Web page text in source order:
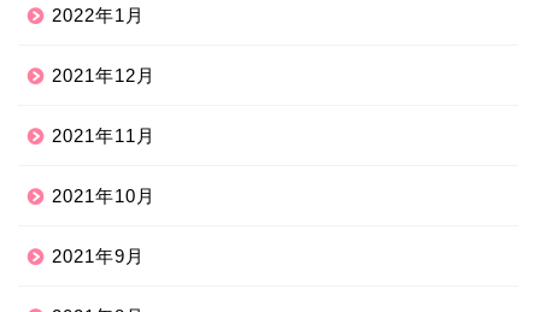
2022年1月
2021年12月
2021年11月
2021年10月
2021年9月